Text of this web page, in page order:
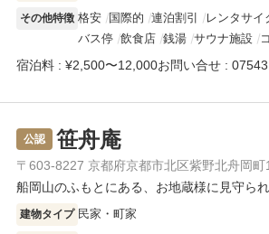
その他特徴 格安 国際的 連泊割引 レンタサイ
バス停 飲食店 銭湯 サウナ施設
宿泊料 : ¥2,500〜12,000お問い合せ :
公認 笹舟庵
〒603-8227 京都府京都市北区紫野北舟岡
船岡山のふもとにある、お地蔵様に見守ら
建物タイプ 民家・町家